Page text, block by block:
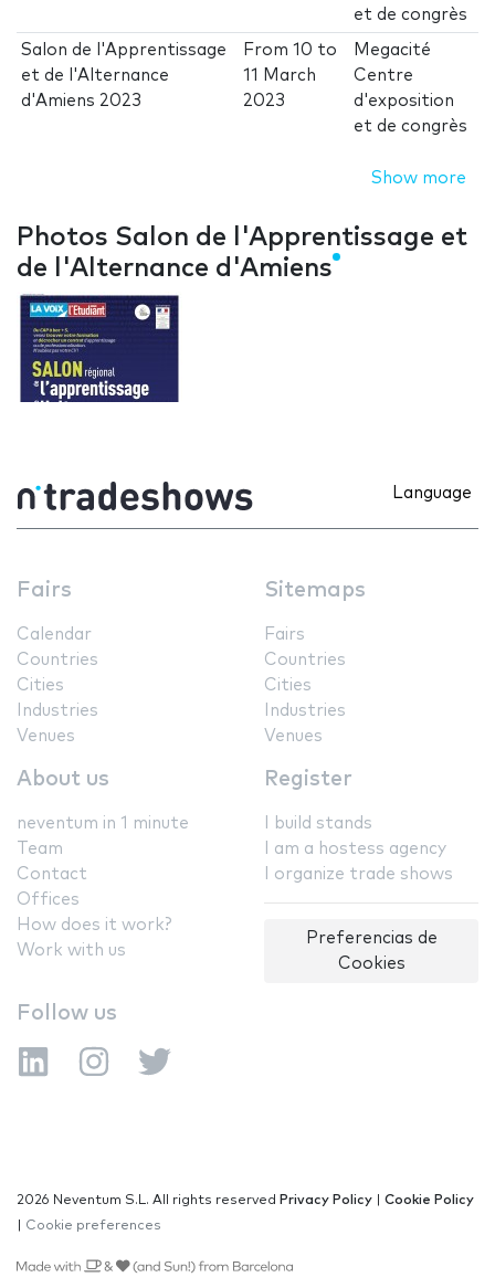
et de congrès
Salon de l'Apprentissage
et de l'Alternance
d'Amiens 2023
From10 to
11 March
2023
Megacité
Centre
d'exposition
et de congrès
Show more
Photos Salon de l'Apprentissage et
de l'Alternance d'Amiens
Language
Fairs
Calendar
Countries
Cities
Industries
Venues
Sitemaps
Fairs
Countries
Cities
Industries
Venues
About us
neventum in 1 minute
Team
Contact
Offices
How does it work?
Work with us
Register
I build stands
I am a hostess agency
I organize trade shows
Preferencias de
Cookies
Follow us
2026 Neventum S.L. All rights reserved Privacy Policy
Cookie Policy
Cookie preferences